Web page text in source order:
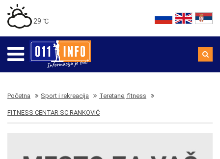
29 ℃
Početna Sport i rekreacija Teretane, fitness
FITNESS CENTAR SC RANKOVIĆ